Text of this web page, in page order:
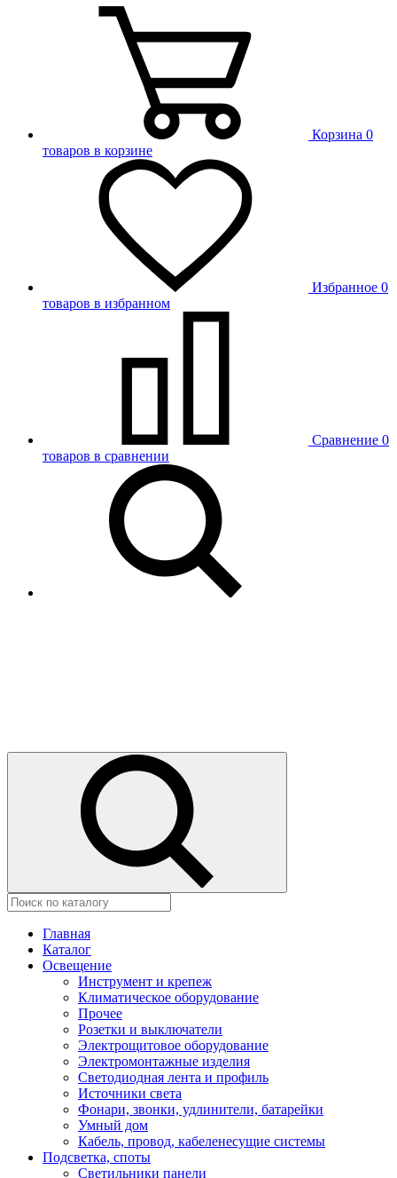
Корзина 0
товаров в корзине
Избранное 0
товаров в избранном
Сравнение 0
товаров в сравнении
Главная
Каталог
Освещение
Инструмент и крепеж
Климатическое оборудование
Прочее
Розетки и выключатели
Электрощитовое оборудование
Электромонтажные изделия
Светодиодная лента и профиль
Источники света
Фонари, звонки, удлинители, батарейки
Умный дом
Кабель, провод, кабеленесущие системы
Подсветка, споты
Светильники панели